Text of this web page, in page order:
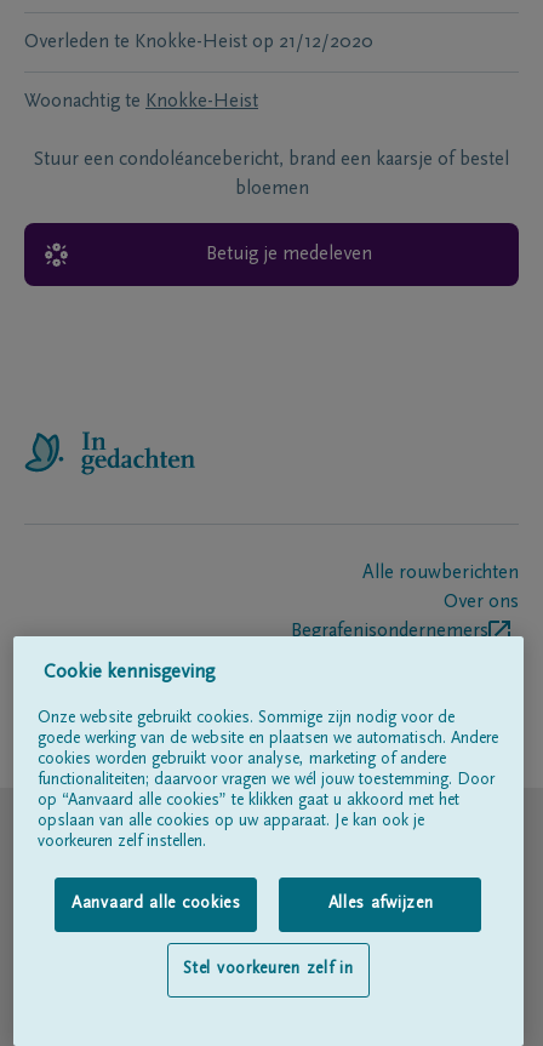
Overleden te Knokke-Heist op 21/12/2020
Woonachtig te Knokke-Heist
Stuur een condoléancebericht, brand een kaarsje of bestel
bloemen
Betuig je medeleven
Alle rouwberichten
Over ons
Begrafenisondernemers
Volg ons op
© DELA
Gebruiksvoorwaarden
Privacyverklaring
Toegankelijkheidsverklaring
Cookie kennisgeving
Onze website gebruikt cookies. Sommige zijn nodig voor de
goede werking van de website en plaatsen we automatisch. Andere
cookies worden gebruikt voor analyse, marketing of andere
functionaliteiten; daarvoor vragen we wél jouw toestemming. Door
op “Aanvaard alle cookies” te klikken gaat u akkoord met het
opslaan van alle cookies op uw apparaat. Je kan ook je
voorkeuren zelf instellen.
Aanvaard alle cookies Alles afwijzen
Stel voorkeuren zelf in